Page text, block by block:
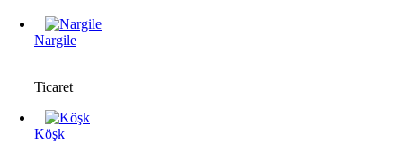
Nargile
Ticaret
Köşk